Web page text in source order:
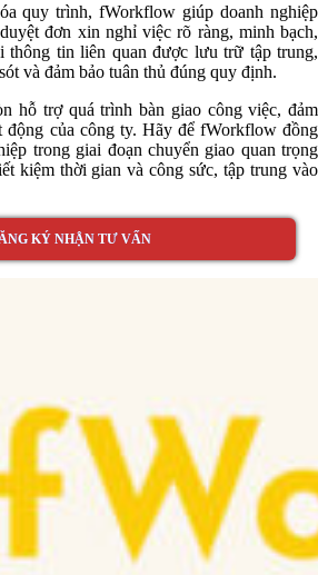
quy trình, fWorkflow giúp doanh nghiệp
đơn xin nghỉ việc rõ ràng, minh bạch,
thông tin liên quan được lưu trữ tập trung,
và đảm bảo tuân thủ đúng quy định.
hỗ trợ quá trình bàn giao công việc, đảm
động của công ty. Hãy để fWorkflow đồng
trong giai đoạn chuyển giao quan trọng
kiệm thời gian và công sức, tập trung vào
KÝ NHẬN TƯ VẤN